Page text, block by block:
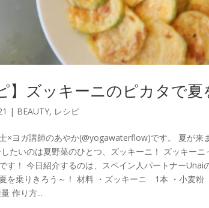
】ズッキーニのピカタで夏
| BEAUTY, レシピ
×ヨガ講師のあやか(@yogawaterflow)です。 夏が来
たいのは夏野菜のひとつ、ズッキーニ！ ズッキー
す！ 今日紹介するのは、スペイン人パートナー
で夏を乗りきろう～！ 材料 ・ズッキ
り方...